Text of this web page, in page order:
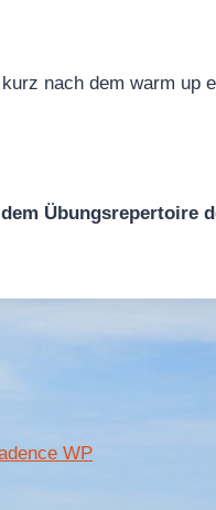
nach dem warm up
Übungsrepertoire
WP